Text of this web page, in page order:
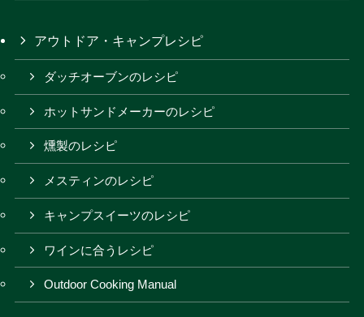
アウトドア・キャンプレシピ
ダッチオーブンのレシピ
ホットサンドメーカーのレシピ
燻製のレシピ
メスティンのレシピ
キャンプスイーツのレシピ
ワインに合うレシピ
Outdoor Cooking Manual